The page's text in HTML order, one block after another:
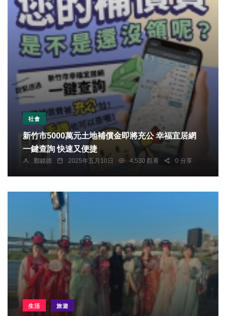
社會
新竹市5000萬元土地補償金即將充公 幸福宜居網
一鍵查詢 快速又便捷
鄭銘德 2025年五月10日 4,530 觀看 0 分享
生活 旅遊